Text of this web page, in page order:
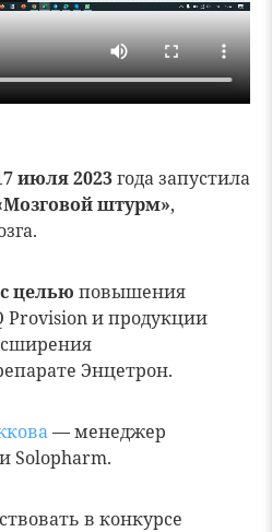
июля 2023года запустила
штурм»,
целью повышения
Provision и продукции
Энцетрон.
— менеджер
Solopharm.
в конкурсе